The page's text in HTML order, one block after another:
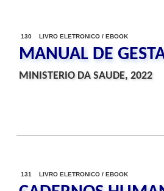
130 LIVRO ELETRONICO / EBOOK
MANUAL DE
MINISTERIO DA SAUDE, 2022
131 LIVRO ELETRONICO / EBOOK